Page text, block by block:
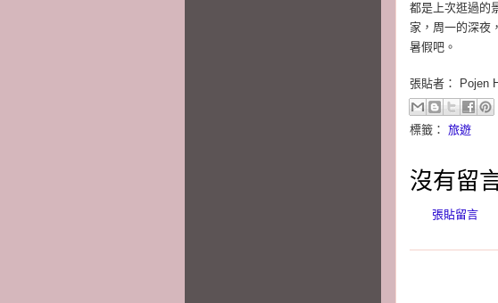
都是上次逛過的
家，周一的深夜
暑假吧。
張貼者： Pojen
標籤： 旅遊
沒有留
張貼留言